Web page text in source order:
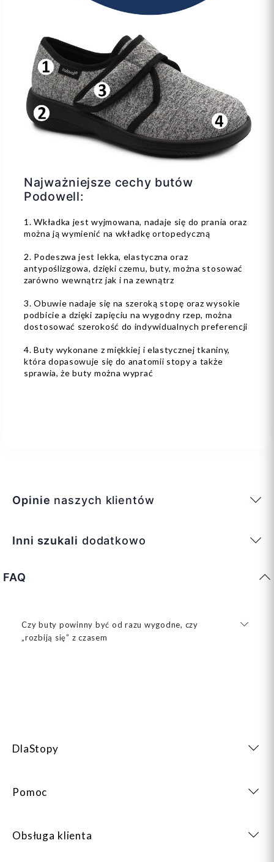
Najważniejsze cechy butów
Podowell:
1. Wkładka jest wyjmowana, nadaje się do prania oraz
można ją wymienić na wkładkę ortopedyczną
2. Podeszwa jest lekka, elastyczna oraz
antypoślizgowa, dzięki czemu, buty, można stosować
zarówno wewnątrz jak i na zewnątrz
3. Obuwie nadaje się na szeroką stopę oraz wysokie
podbicie a dzięki zapięciu na wygodny rzep, można
dostosować szerokość do indywidualnych preferencji
4. Buty wykonane z miękkiej i elastycznej tkaniny,
która dopasowuje się do anatomii stopy a także
sprawia, że buty można wyprać
Opinie naszych klientów
Inni szukali dodatkowo
FAQ
Czy buty powinny być od razu wygodne, czy
„rozbiją się” z czasem
DlaStopy
Pomoc
Obsługa klienta